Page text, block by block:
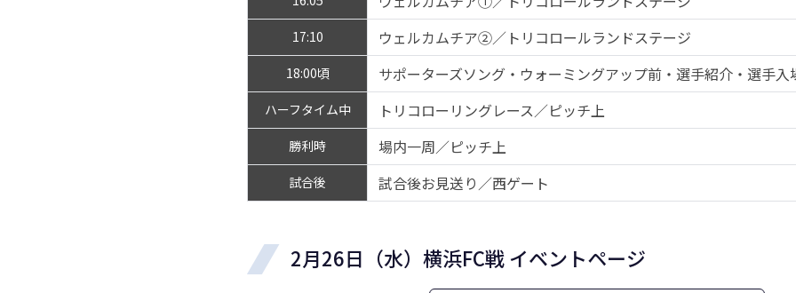
17:10 ウェルカムチア②／トリコロールランドステージ
18:00頃 サポーターズソング・ウォーミングアップ前・選手紹介・選手入
ハーフタイム中 トリコローリングレース／ピッチ上
勝利時 場内一周／ピッチ上
試合後 試合後お見送り／西ゲート
2月26日（水）横浜FC戦 イベントページ